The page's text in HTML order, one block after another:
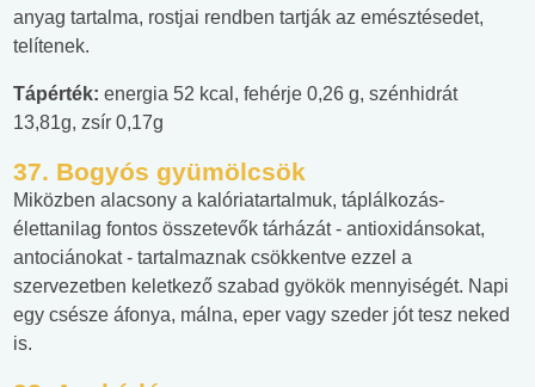
anyag tartalma, rostjai rendben tartják az emésztésedet,
telítenek.
Tápérték: energia 52 kcal, fehérje 0,26 g, szénhidrát
13,81g, zsír 0,17g
37. Bogyós gyümölcsök
Miközben alacsony a kalóriatartalmuk, táplálkozás-
élettanilag fontos összetevők tárházát - antioxidánsokat,
antociánokat - tartalmaznak csökkentve ezzel a
szervezetben keletkező szabad gyökök mennyiségét. Napi
egy csésze áfonya, málna, eper vagy szeder jót tesz neked
is.